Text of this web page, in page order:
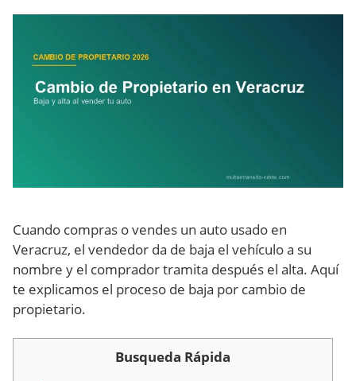
Cuando compras o vendes un auto usado en
Veracruz, el vendedor da de baja el vehículo a su
nombre y el comprador tramita después el alta. Aquí
te explicamos el proceso de baja por cambio de
propietario.
Busqueda Rápida